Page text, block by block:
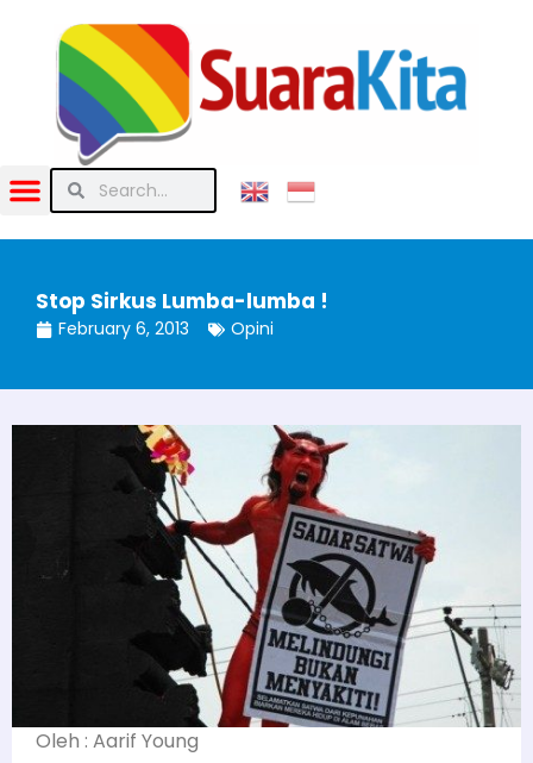
Stop Sirkus Lumba-lumba !
February 6, 2013 Opini
Oleh : Aarif Young